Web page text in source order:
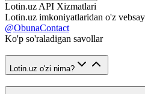
Lotin.uz API Xizmatlari
Lotin.uz imkoniyatlaridan o'z
@ObunaContact
Ko'p so'raladigan savollar
Lotin.uz o'zi nima?